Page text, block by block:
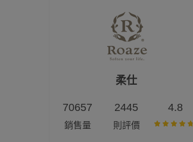
柔仕
70657
銷售量
2445
則評價
4.8